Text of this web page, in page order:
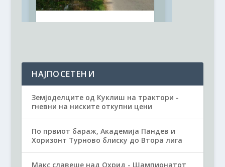
НАЈПОСЕТЕНИ
Земјоделците од Куклиш на трактори -
гневни на ниските откупни цени
По првиот бараж, Академија Пандев и
Хоризонт Турново блиску до Втора лига
Макс славеше над Охрид - Шампионатот